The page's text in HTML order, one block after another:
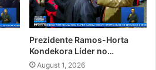
Prezidente Ramos-Horta
Kondekora Líder no…
August 1, 2026